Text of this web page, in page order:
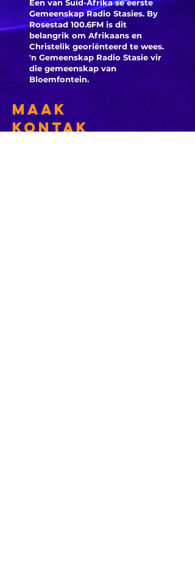
Een van Suid-Afrika se eerste
Gemeenskap Radio Stasies. By
Rosestad 100.6FM is dit
belangrik om Afrikaans en
Christelik georiënteerd te wees.
'n Gemeenskap Radio Stasie vir
die gemeenskap van
Bloemfontein.
Maak
Kontak